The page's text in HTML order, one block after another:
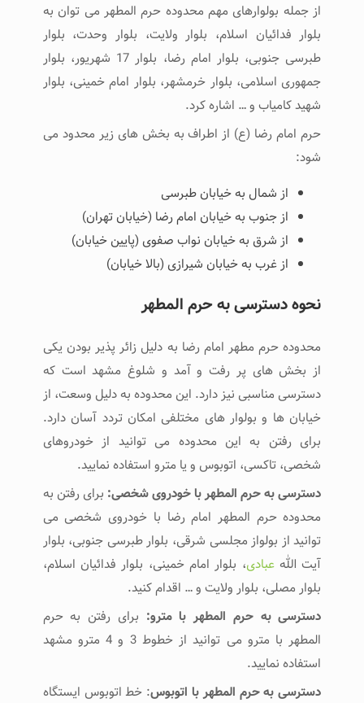
از جمله بولوارهای مهم محدوده حرم المطهر می توان به
بلوار فدائیان اسلام، بلوار ولایت، بلوار وحدت، بلوار
طبرسی جنوبی، بلوار امام رضا، بلوار 17 شهریور، بلوار
جمهوری اسلامی، بلوار خرمشهر، بلوار امام خمینی، بلوار
شهید کامیاب و … اشاره کرد.
حرم امام رضا (ع) از اطراف به بخش های زیر محدود می
شود:
از شمال به خیابان طبرسی
از جنوب به خیابان امام رضا (خیابان تهران)
از شرق به خیابان نواب صفوی (پایین خیابان)
از غرب به خیابان شیرازی (بالا خیابان)
نحوه دسترسی به حرم المطهر
محدوده حرم مطهر امام رضا به دلیل زائر پذیر بودن یکی
از بخش های پر رفت و آمد و شلوغ مشهد است که
دسترسی مناسبی نیز دارد. این محدوده به دلیل وسعت، از
خیابان ها و بولوار های مختلفی امکان تردد آسان دارد.
برای رفتن به این محدوده می توانید از خودروهای
شخصی، تاکسی، اتوبوس و یا مترو استفاده نمایید.
دسترسی به حرم المطهر با خودروی شخصی: برای رفتن به
محدوده حرم المطهر امام رضا با خودروی شخصی می
توانید از بولواز مجلسی شرقی، بلوار طبرسی جنوبی، بلوار
آیت اللهعبادی، بلوار امام خمینی، بلوار فدائیان اسلام،
بلوار مصلی، بلوار ولایت و … اقدام کنید.
دسترسی به حرم المطهر با مترو: برای رفتن به حرم
المطهر با مترو می توانید از خطوط 3 و 4 مترو مشهد
استفاده نمایید.
دسترسی به حرم المطهر با اتوبوس: خط اتوبوس ایستگاه